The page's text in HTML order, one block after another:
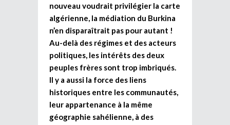
nouveau voudrait privilégier la carte
algérienne, la médiation du Burkina
n’en disparaîtrait pas pour autant !
Au-delà des régimes et des acteurs
politiques, les intérêts des deux
peuples frères sont trop imbriqués.
Il y a aussi la force des liens
historiques entre les communautés,
leur appartenance à la même
géographie sahélienne, à des